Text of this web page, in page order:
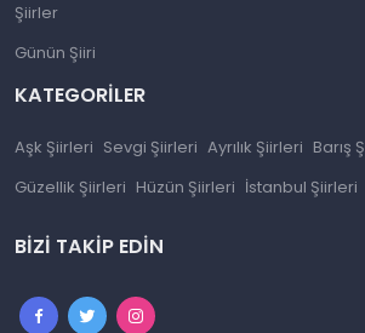
Şiirler
Günün Şiiri
KATEGORILER
Aşk Şiirleri Sevgi Şiirleri Ayrılık Şiirleri Barış
Güzellik Şiirleri Hüzün Şiirleri İstanbul Şiirleri
BIZI TAKIP EDIN